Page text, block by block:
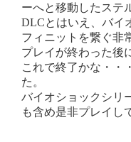
ーへと移動したステ
DLCとはいえ、バイ
フィニットを繋ぐ非
プレイが終わった後
これで終了かな・・
た。
バイオショックシリ
も含め是非プレイし